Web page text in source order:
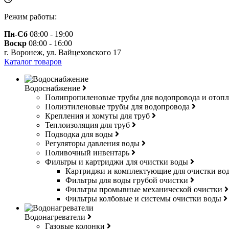
Режим работы:
Пн-Сб 08:00 - 19:00
Воскр 08:00 - 16:00
г. Воронеж, ул. Вайцеховского 17
Каталог товаров
Водоснабжение
Полипропиленовые трубы для водопровода и
Полиэтиленовые трубы для водопровода
Крепления и хомуты для труб
Теплоизоляция для труб
Подводка для воды
Регуляторы давления воды
Поливочный инвентарь
Фильтры и картриджи для очистки воды
Картриджи и комплектующие для очистки
Фильтры для воды грубой очистки
Фильтры промывные механической очистки
Фильтры колбовые и системы очистки воды
Водонагреватели
Газовые колонки